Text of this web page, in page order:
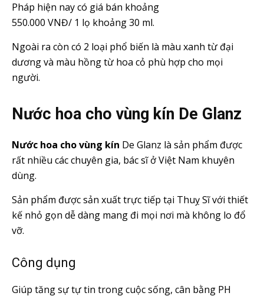
Pháp hiện nay có giá bán khoảng
550.000 VNĐ/ 1 lọ khoảng 30 ml.
Ngoài ra còn có 2 loại phổ biến là màu xanh từ đại
dương và màu hồng từ hoa cỏ phù hợp cho mọi
người.
Nước hoa cho vùng kín De Glanz
Nước hoa cho vùng kín De Glanz là sản phẩm được
rất nhiều các chuyên gia, bác sĩ ở Việt Nam khuyên
dùng.
Sản phẩm được sản xuất trực tiếp tại Thuỵ Sĩ với thiết
kế nhỏ gọn dễ dàng mang đi mọi nơi mà không lo đổ
vỡ.
Công dụng
Giúp tăng sự tự tin trong cuộc sống, cân bằng PH